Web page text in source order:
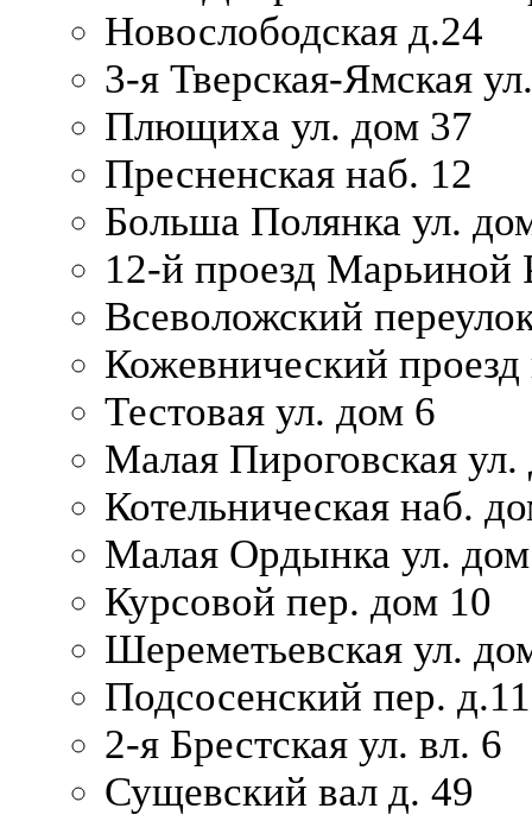
Новослободская д.24
3-я Тверская-Ямская
Плющиха ул. дом 37
Пресненская наб. 12
Больша Полянка ул.
12-й проезд Марьиной
Всеволожский
Кожевнический проезд
Тестовая ул. дом 6
Малая Пироговская
Котельническая наб.
Малая Ордынка ул.
Курсовой пер. дом 10
Шереметьевская ул.
Подсосенский пер. д.11
2-я Брестская ул. вл. 6
Сущевский вал д. 49